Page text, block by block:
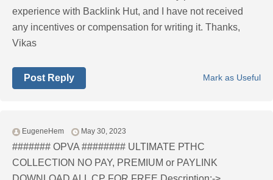
experience with Backlink Hut, and I have not received
any incentives or compensation for writing it. Thanks,
Vikas
Mark as Useful
Post Reply
EugeneHem May 30, 2023
####### OPVA ######## ULTIMATE РТНС
COLLECTION NO PAY, PREMIUM or PAYLINK